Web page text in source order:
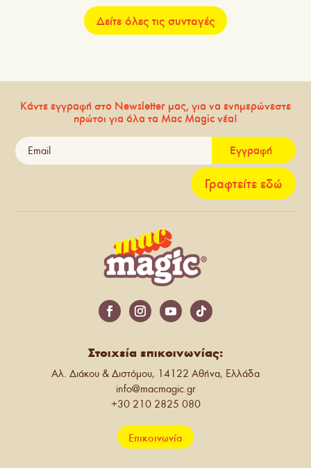
Δείτε όλες τις συνταγές
Κάντε εγγραφή στο Newsletter μας, για να ενημερώνεστε
πρώτοι για όλα τα Mac Magic νέα!
Εγγραφή
Γραφτείτε εδώ
Στοιχεία επικοινωνίας:
Αλ. Διάκου & Διστόμου, 14122 Αθήνα, Ελλάδα
info@macmagic.gr
+30 210 2825 080
Επικοινωνία